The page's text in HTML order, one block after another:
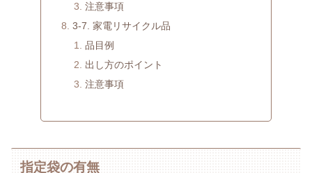
注意事項
3-7. 家電リサイクル品
品目例
出し方のポイント
注意事項
指定袋の有無